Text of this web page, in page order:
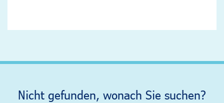
Nicht gefunden, wonach Sie suchen?